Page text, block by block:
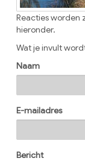
Reacties worden
hieronder.
Wat je invult
Naam
E-mailadres
Bericht